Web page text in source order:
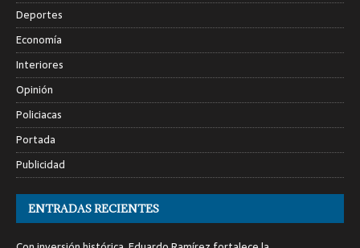
Deportes
Economía
Interiores
Opinión
Policiacas
Portada
Publicidad
ENTRADAS RECIENTES